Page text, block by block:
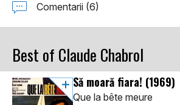
Comentarii (6)
Best of Claude Chabrol
Să moară fiara! (1969)
Que la bête meure